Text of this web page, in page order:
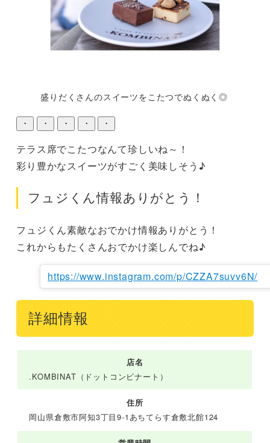
盛りだくさんのスイーツをこたつでぬくぬく◎
・ ・ ・ ・ ・
テラス席でこたつなんて珍しいね～！
彩り豊かなスイーツがすごく美味しそう♪
フュジくん情報ありがとう！
フュジくん素敵なおでかけ情報ありがとう！
これからもたくさんおでかけ楽しんでね♪
https://www.instagram.com/p/CZZA7suvv6N/
詳細情報
店名
.KOMBINAT（ドットコンビナート）
住所
岡山県倉敷市阿知3丁目9-1あちてらす倉敷北館124